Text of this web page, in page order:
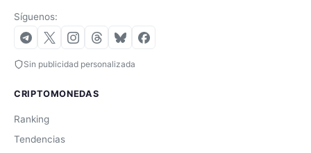
Síguenos:
Sin publicidad personalizada
CRIPTOMONEDAS
Ranking
Tendencias